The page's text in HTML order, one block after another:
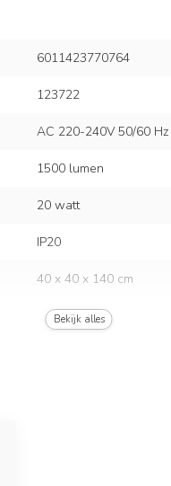
6011423770764
123722
AC 220-240V 50/60 Hz
1500 lumen
20 watt
IP20
40 x 40 x 140 cm
ijzer/acryl
Bekijk alles